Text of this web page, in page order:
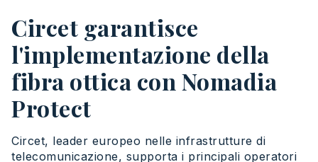
Circet garantisce
l'implementazione della
fibra ottica con Nomadia
Protect
Circet, leader europeo nelle infrastrutture di
telecomunicazione, supporta i principali operatori